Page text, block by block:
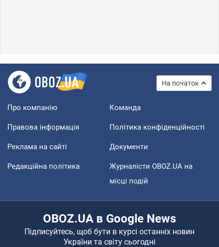
На початок
Про компанію Команда
Правова інформація Політика конфіденційності
Реклама на сайті Документи
Редакційна політика
Журналісти OBOZ.UA на
місці подій
OBOZ.UA в Google News
Підписуйтесь, щоб бути в курсі останніх новин
України та світу сьогодні